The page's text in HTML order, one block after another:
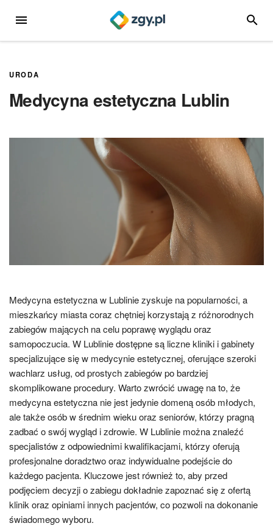
MENU
URODA
Medycyna estetyczna Lublin
Medycyna estetyczna w Lublinie zyskuje na popularności, a
mieszkańcy miasta coraz chętniej korzystają z różnorodnych
zabiegów mających na celu poprawę wyglądu oraz
samopoczucia. W Lublinie dostępne są liczne kliniki i gabinety
specjalizujące się w medycynie estetycznej, oferujące szeroki
wachlarz usług, od prostych zabiegów po bardziej
skomplikowane procedury. Warto zwrócić uwagę na to, że
medycyna estetyczna nie jest jedynie domeną osób młodych,
ale także osób w średnim wieku oraz seniorów, którzy pragną
zadbać o swój wygląd i zdrowie. W Lublinie można znaleźć
specjalistów z odpowiednimi kwalifikacjami, którzy oferują
profesjonalne doradztwo oraz indywidualne podejście do
każdego pacjenta. Kluczowe jest również to, aby przed
podjęciem decyzji o zabiegu dokładnie zapoznać się z ofertą
klinik oraz opiniami innych pacjentów, co pozwoli na dokonanie
świadomego wyboru.